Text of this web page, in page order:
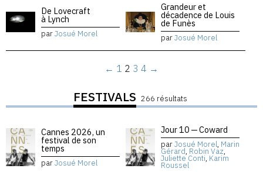
De Lovecraft
à Lynch
parJosué Morel
Grandeur et
décadence de Louis
de Funès
parJosué Morel
← 1 2 3 4 →
FESTIVALS 266 résultats
Cannes 2026, un
festival de son
temps
parJosué Morel
Jour 10 — Coward
parJosué Morel, Marin
Gérard, Robin Vaz,
Juliette Conti, Karim
Roussel